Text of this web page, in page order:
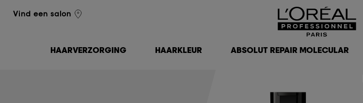
Vind een salon
L'Oréal Professionnel
HAARVERZORGING HAARKLEUR ABSOLUT REPAIR MOLECULAR